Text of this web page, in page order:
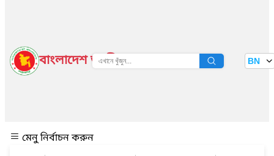
বাংলাদেশ জাতীয় তথ্য বাতায়ন BN
মেনু নির্বাচন করুন